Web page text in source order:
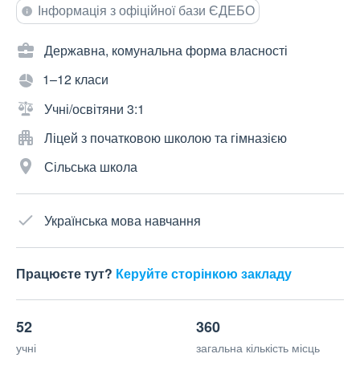
Інформація з офіційної бази ЄДЕБО
Державна, комунальна форма власності
1–12 класи
Учні/освітяни 3:1
Ліцей з початковою школою та гімназією
Сільська школа
Українська мова навчання
Працюєте тут? Керуйте сторінкою закладу
52
учні
360
загальна кількість місць